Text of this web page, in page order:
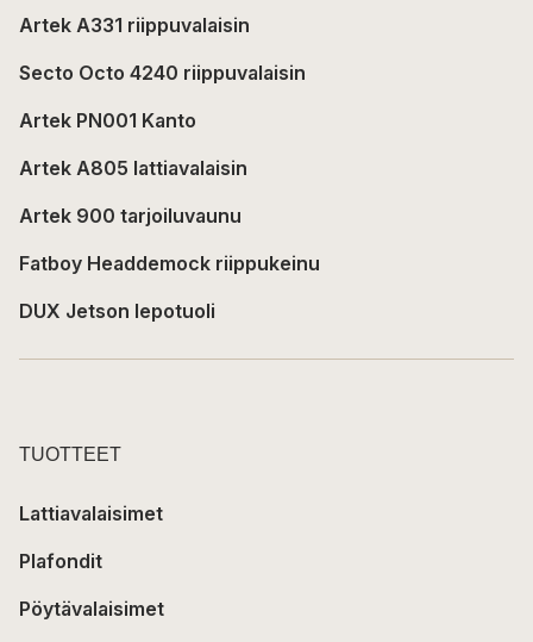
Artek A331 riippuvalaisin
Secto Octo 4240 riippuvalaisin
Artek PN001 Kanto
Artek A805 lattiavalaisin
Artek 900 tarjoiluvaunu
Fatboy Headdemock riippukeinu
DUX Jetson lepotuoli
TUOTTEET
Lattiavalaisimet
Plafondit
Pöytävalaisimet